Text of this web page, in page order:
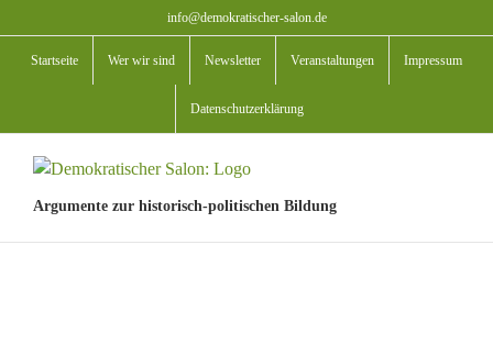
Inhalt
springen
info@demokratischer-salon.de
Startseite Wer wir sind Newsletter Veranstaltungen Impressum
Datenschutzerklärung
Argumente zur historisch-politischen Bildung